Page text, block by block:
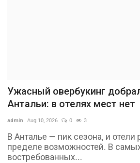
Ужасный овербукинг
Антальи: в отелях мест нет
admin Aug 10, 2026 0 3
В Анталье — пик сезона, и отели
пределе возможностей. В
востребованных...